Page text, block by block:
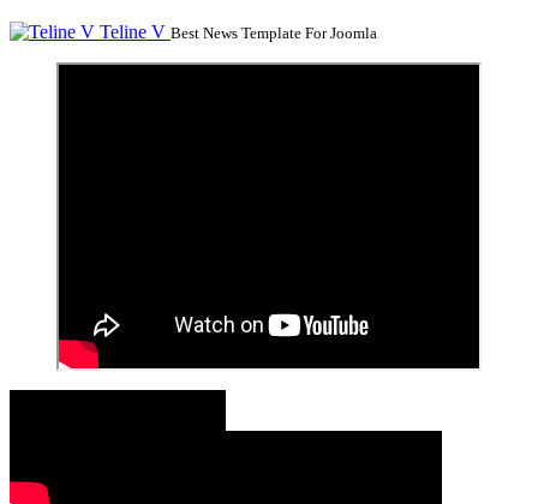
Teline V Best News Template For Joomla